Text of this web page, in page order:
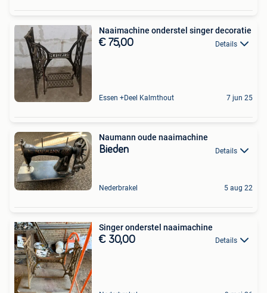
Naaimachine onderstel singer decoratie
€ 75,00 Details
Essen +Deel Kalmthout 7 jun 25
Naumann oude naaimachine
Bieden Details
Nederbrakel 5 aug 22
Singer onderstel naaimachine
€ 30,00 Details